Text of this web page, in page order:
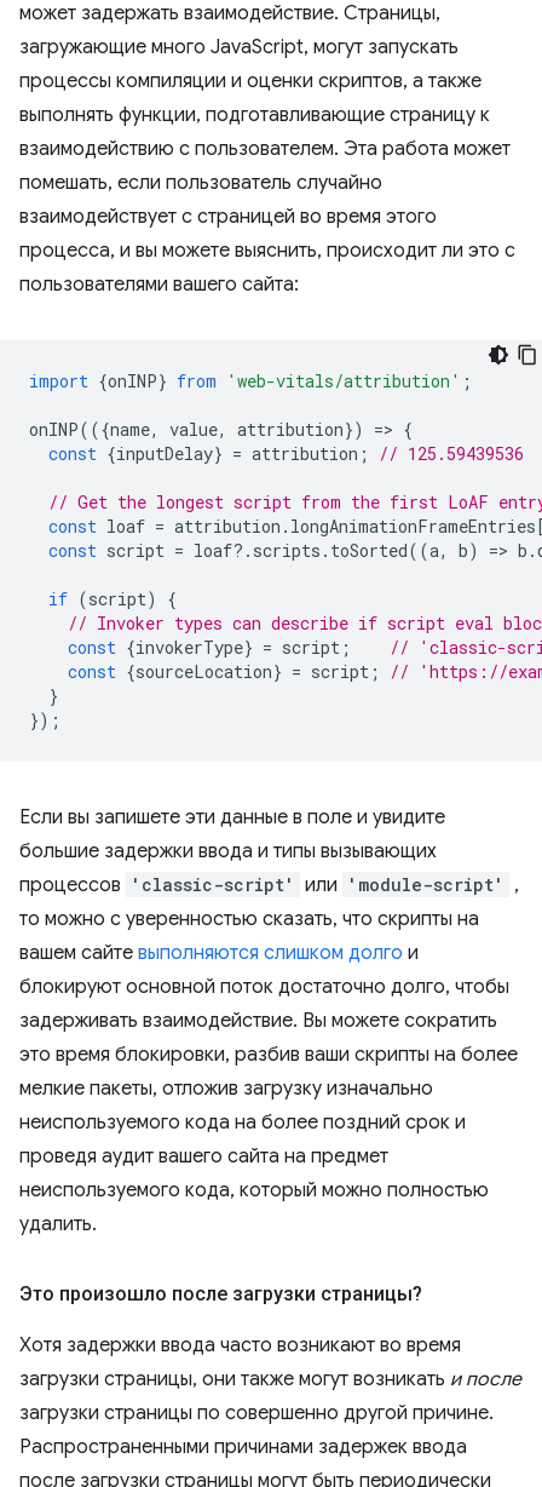
может задержать взаимодействие. Страницы,
загружающие много JavaScript, могут запускать
процессы компиляции и оценки скриптов, а также
выполнять функции, подготавливающие страницу к
взаимодействию с пользователем. Эта работа может
помешать, если пользователь случайно
взаимодействует с страницей во время этого
процесса, и вы можете выяснить, происходит ли это с
пользователями вашего сайта:
import {onINP} from 'web-vitals/attribution' ;
onINP(({name, value, attribution}) => {
const {inputDelay} = attribution ; // 125.59439536
// Get the longest script from the first LoAF
const loaf = attribution . longAnimationFrameEntries
const script = loaf? . scripts . toSorted((a, b) => b .
if (script)
{
// Invoker types can describe if script eval
const {invokerType} = script ;
// 'classic-
const {sourceLocation} = script ;
// 'https://
}
});
Если вы запишете эти данные в поле и увидите
большие задержки ввода и типы вызывающих
процессов
'classic-script' или 'module-script'
,
то можно с уверенностью сказать, что скрипты на
вашем сайте выполняются слишком долго и
блокируют основной поток достаточно долго, чтобы
задерживать взаимодействие. Вы можете сократить
это время блокировки, разбив ваши скрипты на более
мелкие пакеты, отложив загрузку изначально
неиспользуемого кода на более поздний срок и
проведя аудит вашего сайта на предмет
неиспользуемого кода, который можно полностью
удалить.
Это произошло после загрузки страницы?
Хотя задержки ввода часто возникают во время
загрузки страницы, они также могут возникать и после
загрузки страницы по совершенно другой причине.
Распространенными причинами задержек ввода
после загрузки страницы могут быть периодически